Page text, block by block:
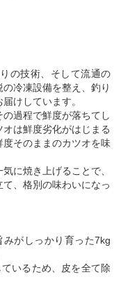
の技術、そして流通の
冷凍設備を整え、釣り
けしています。
過程で鮮度が落ちてし
は鮮度劣化がはじまる
そのままのカツオを味
に焼き上げることで、
、格別の味わいになっ
しっかり育った7kg
いるため、皮を全て除